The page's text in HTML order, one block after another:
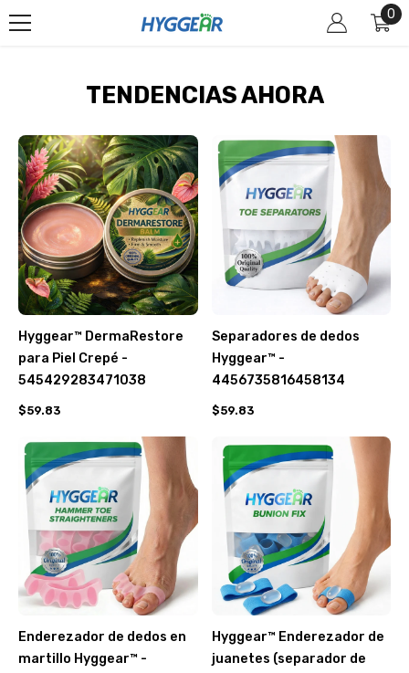
0
0
TENDENCIAS AHORA
Hyggear™ DermaRestore
para Piel Crepé -
545429283471038
$59.83
Separadores de dedos
Hyggear™ -
4456735816458134
$59.83
Enderezador de dedos en
martillo Hyggear™ -
Hyggear™ Enderezador de
juanetes (separador de